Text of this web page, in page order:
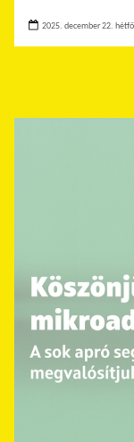
2025. december 22. hétfő